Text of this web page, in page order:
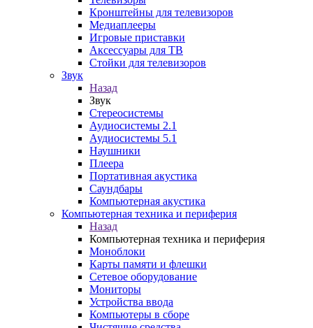
Кронштейны для телевизоров
Медиаплееры
Игровые приставки
Аксессуары для ТВ
Стойки для телевизоров
Звук
Назад
Звук
Стереосистемы
Аудиосистемы 2.1
Аудиосистемы 5.1
Наушники
Плеера
Портативная акустика
Саундбары
Компьютерная акустика
Компьютерная техника и периферия
Назад
Компьютерная техника и периферия
Моноблоки
Карты памяти и флешки
Сетевое оборудование
Мониторы
Устройства ввода
Компьютеры в сборе